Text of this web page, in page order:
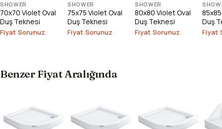
SHOWER
70x70 Violet Oval
Duş Teknesi
Fiyat Sorunuz
SHOWER
75x75 Violet Oval
Duş Teknesi
Fiyat Sorunuz
SHOWER
80x80 Violet Oval
Duş Teknesi
Fiyat Sorunuz
Duş
Fiyat
Benzer Fiyat Aralığında